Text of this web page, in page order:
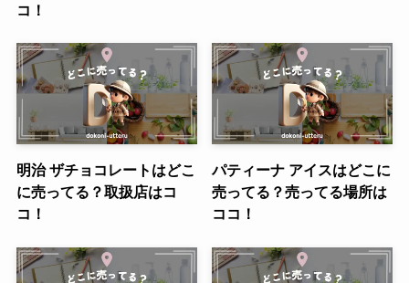
コ！
明治 ザチョコレートはどこ
に売ってる？取扱店はコ
コ！
パティーナ アイスはどこに
売ってる？売ってる場所は
ココ！